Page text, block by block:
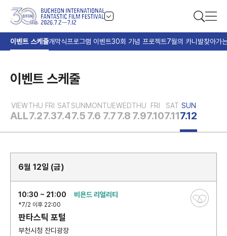
이벤트 스케줄개막식프로그램 이벤트30회 기념 프로젝트7월의 카니발찾아가
이벤트 스케줄
VIEW
ALL
THU
7.2
FRI
7.3
SAT
7.4
SUN
7.5
MON
7.6
TUE
7.7
WED
7.8
THU
7.9
FRI
7.10
SAT
7.11
SUN
7.12
6월 12일 (금)
10:30 ~ 21:00
*7/2 이후 22:00
비욘드 리얼리티
판타스틱 포털
부천시청 잔디광장